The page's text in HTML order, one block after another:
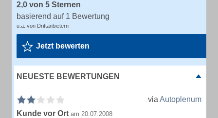
2,0 von 5 Sternen
basierend auf 1 Bewertung
u.a. von Drittanbietern
Jetzt bewerten
NEUESTE BEWERTUNGEN
via Autoplenum
Kunde vor Ort am 20.07.2008